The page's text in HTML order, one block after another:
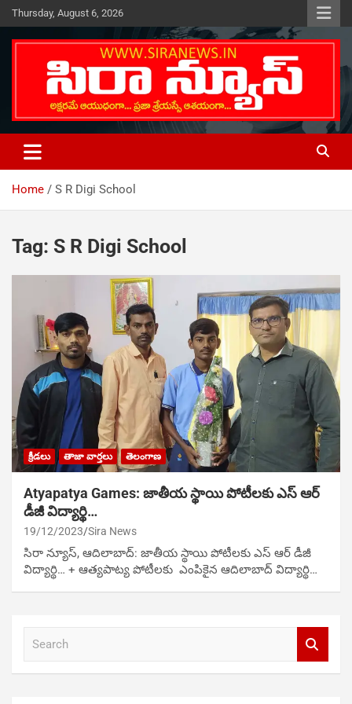
Skip
to
content
Thursday, August 6, 2026
SIRA NEWS
Home S R Digi School
Tag: S R Digi School
క్రీడలు తాజా వార్తలు తెలంగాణ
Atyapatya Games: జాతీయ స్థాయి పోటీలకు ఎస్ ఆర్
డీజీ విద్యార్థి…
19/12/2023 Sira News
సిరా న్యూస్, ఆదిలాబాద్: జాతీయ స్థాయి పోటీలకు ఎస్ ఆర్ డీజీ
విద్యార్థి… + ఆత్యపాట్య పోటీలకు ఎంపికైన ఆదిలాబాద్ విద్యార్థి…